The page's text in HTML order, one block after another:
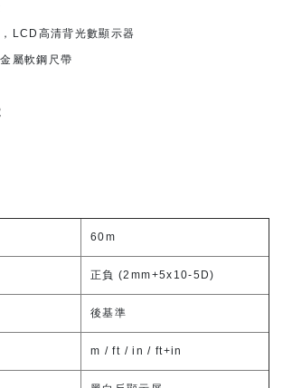
LCD高清背光數顯示器
屬軟鋼尺帶
60m
正負 (2mm+5x10-5D)
後基準
m / ft / in / ft+in